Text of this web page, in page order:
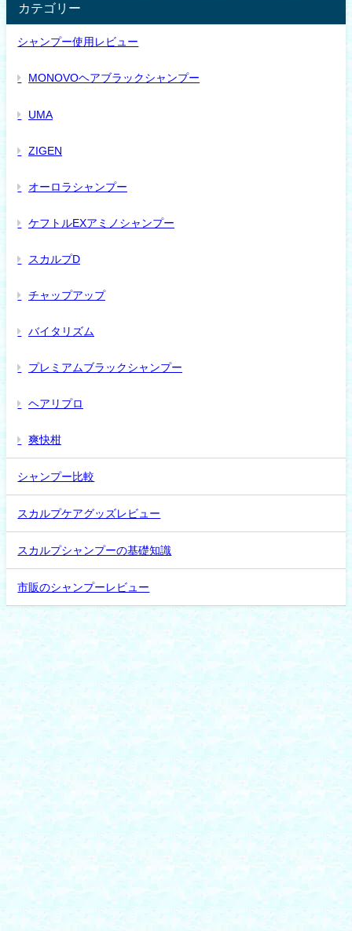
カテゴリー
シャンプー使用レビュー
MONOVOヘアブラックシャンプー
UMA
ZIGEN
オーロラシャンプー
ケフトルEXアミノシャンプー
スカルプD
チャップアップ
バイタリズム
プレミアムブラックシャンプー
ヘアリプロ
爽快柑
シャンプー比較
スカルプケアグッズレビュー
スカルプシャンプーの基礎知識
市販のシャンプーレビュー